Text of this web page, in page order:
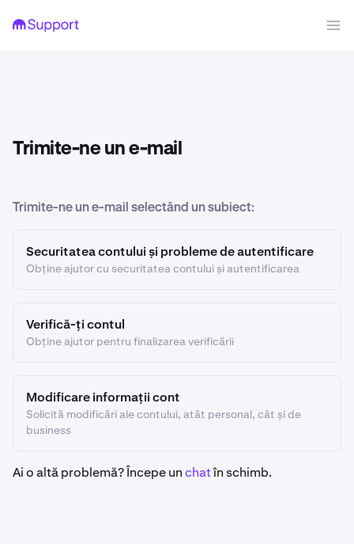
Trimite-ne un e-mail
Trimite-ne un e-mail selectând un subiect:
Securitatea contului și probleme de autentificare
Obține ajutor cu securitatea contului și autentificarea
Verifică-ți contul
Obține ajutor pentru finalizarea verificării
Modificare informații cont
Solicită modificări ale contului, atât personal, cât și de
business
Ai o altă problemă? Începe unchatîn schimb.